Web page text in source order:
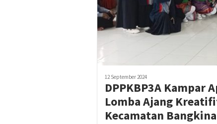
12 September 2024
DPPKBP3A Kampar
Lomba Ajang
Kecamatan